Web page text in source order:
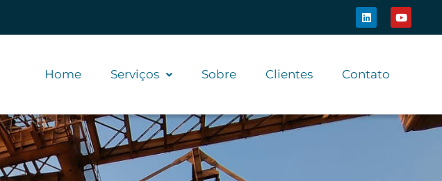
Home Serviços Sobre Clientes Contato